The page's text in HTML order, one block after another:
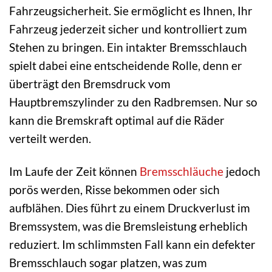
Fahrzeugsicherheit. Sie ermöglicht es Ihnen, Ihr
Fahrzeug jederzeit sicher und kontrolliert zum
Stehen zu bringen. Ein intakter Bremsschlauch
spielt dabei eine entscheidende Rolle, denn er
überträgt den Bremsdruck vom
Hauptbremszylinder zu den Radbremsen. Nur so
kann die Bremskraft optimal auf die Räder
verteilt werden.
Im Laufe der Zeit können Bremsschläuche jedoch
porös werden, Risse bekommen oder sich
aufblähen. Dies führt zu einem Druckverlust im
Bremssystem, was die Bremsleistung erheblich
reduziert. Im schlimmsten Fall kann ein defekter
Bremsschlauch sogar platzen, was zum